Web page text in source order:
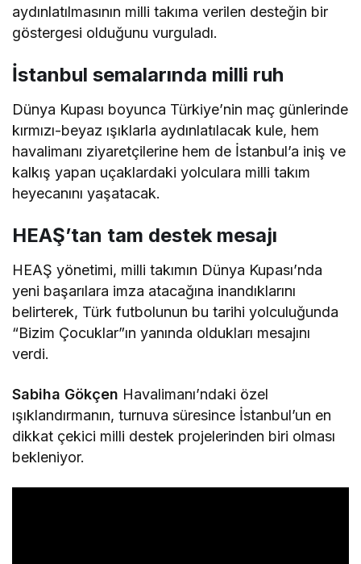
aydınlatılmasının milli takıma verilen desteğin bir
göstergesi olduğunu vurguladı.
İstanbul semalarında milli ruh
Dünya Kupası boyunca Türkiye’nin maç günlerinde
kırmızı-beyaz ışıklarla aydınlatılacak kule, hem
havalimanı ziyaretçilerine hem de İstanbul’a iniş ve
kalkış yapan uçaklardaki yolculara milli takım
heyecanını yaşatacak.
HEAŞ’tan tam destek mesajı
HEAŞ yönetimi, milli takımın Dünya Kupası’nda
yeni başarılara imza atacağına inandıklarını
belirterek, Türk futbolunun bu tarihi yolculuğunda
“Bizim Çocuklar”ın yanında oldukları mesajını
verdi.
Sabiha Gökçen Havalimanı’ndaki özel
ışıklandırmanın, turnuva süresince İstanbul’un en
dikkat çekici milli destek projelerinden biri olması
bekleniyor.